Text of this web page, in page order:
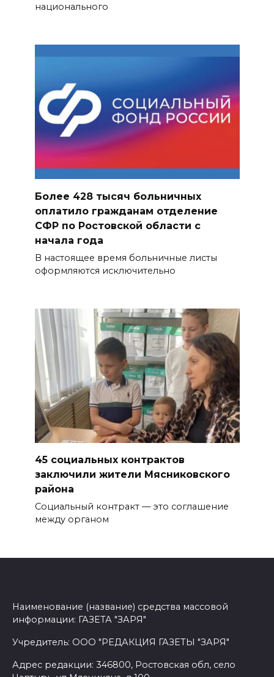
национального
Более 428 тысяч больничных
оплатило гражданам отделение
СФР по Ростовской области с
начала года
В настоящее время больничные листы
оформляются исключительно
45 социальных контрактов
заключили жители Мясниковского
района
Социальный контракт — это соглашение
между органом
Наименование (название) средства массовой
информации: ГАЗЕТА "ЗАРЯ"
Учредитель: ООО "РЕДАКЦИЯ ГАЗЕТЫ "ЗАРЯ"
Адрес редакции: 346800, Ростовская обл, село